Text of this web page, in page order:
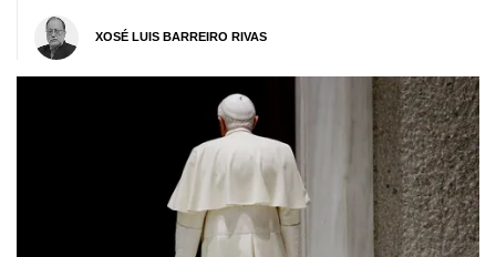
XOSÉ LUIS BARREIRO RIVAS